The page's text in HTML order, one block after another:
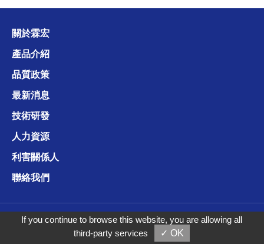
關於霖宏
產品介紹
品質政策
最新消息
技術研發
人力資源
利害關係人
聯絡我們
Copyright © 霖宏科技股份有限公司
Taiwan Products B2BManufactures B2BChinaSources
If you continue to browse this website, you are allowing all
third-party services
✓ OK